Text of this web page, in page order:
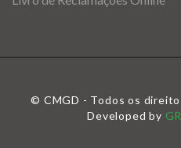
© CMGD - Todos os
Developed by